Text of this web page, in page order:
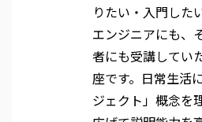
りたい・入門した
エンジニアにも、
者にも受講してい
座です。日常生活
ジェクト」概念を